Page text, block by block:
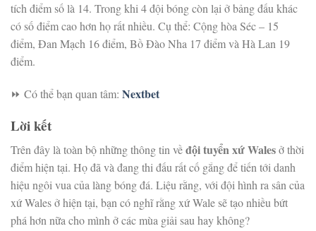
tích điểm số là 14. Trong khi 4 đội bóng còn lại ở bảng đấu khác
có số điểm cao hơn họ rất nhiều. Cụ thể: Cộng hòa Séc – 15
điểm, Đan Mạch 16 điểm, Bồ Đào Nha 17 điểm và Hà Lan 19
điểm.
⏩ Có thể bạn quan tâm: Nextbet
Lời kết
Trên đây là toàn bộ những thông tin vềđội tuyển xứ Walesở thời
điểm hiện tại. Họ đã và đang thi đấu rất cố gắng để tiến tới danh
hiệu ngôi vua của làng bóng đá. Liệu rằng, với đội hình ra sân của
xứ Wales ở hiện tại, bạn có nghĩ rằng xứ Wale sẽ tạo nhiều bứt
phá hơn nữa cho mình ở các mùa giải sau hay không?